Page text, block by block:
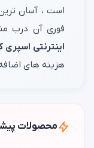
است ، آسان
فوری آن درب
اینترنتی اسپری
هزینه های
محصولات